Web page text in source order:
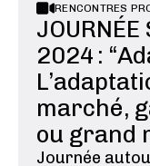
RENCONTRES
JOURNÉE
2024 :
marché,
ou grand
Journée